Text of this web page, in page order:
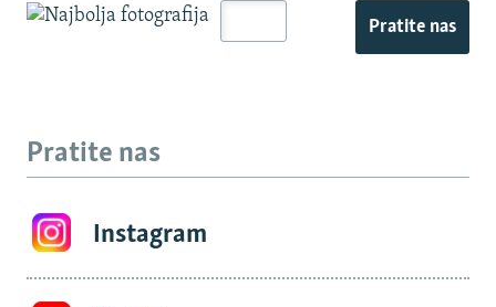
Pratite nas
Pratite nas
Instagram